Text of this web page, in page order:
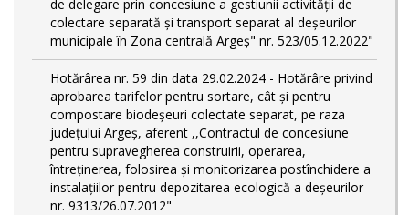
de delegare prin concesiune a gestiunii activității de
colectare separată și transport separat al deşeurilor
municipale în Zona centrală Argeș" nr. 523/05.12.2022"
Hotărârea nr. 59 din data 29.02.2024 - Hotărâre privind
aprobarea tarifelor pentru sortare, cât și pentru
compostare biodeșeuri colectate separat, pe raza
județului Argeș, aferent ,,Contractul de concesiune
pentru supravegherea construirii, operarea,
întreținerea, folosirea și monitorizarea postînchidere a
instalațiilor pentru depozitarea ecologică a deșeurilor
nr. 9313/26.07.2012"